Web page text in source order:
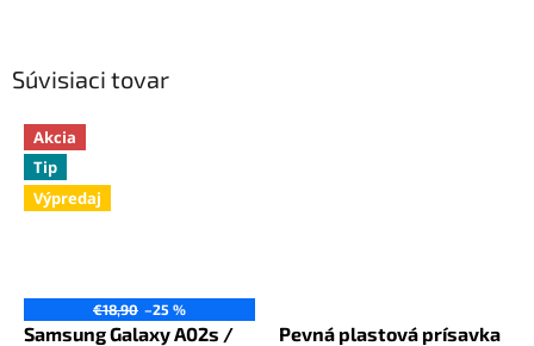
Súvisiaci tovar
Akcia
Tip
Výpredaj
€18,90 –25 %
Samsung Galaxy A02s /
Pevná plastová prísavka